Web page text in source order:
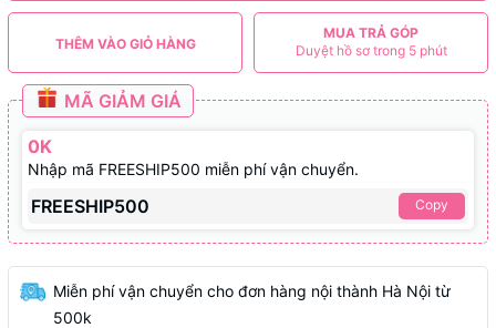
THÊM VÀO GIỎ HÀNG
MUA TRẢ GÓP
Duyệt hồ sơ trong 5 phút
MÃ GIẢM GIÁ
0K
Nhập mã FREESHIP500 miễn phí vận chuyển.
FREESHIP500 Copy
Miễn phí vận chuyển cho đơn hàng nội thành Hà Nội từ
500k